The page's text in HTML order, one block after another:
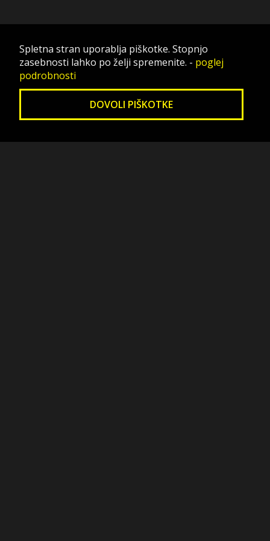
Spletna stran uporablja piškotke. Stopnjo
zasebnosti lahko po želji spremenite. - poglej
podrobnosti
DOVOLI PIŠKOTKE